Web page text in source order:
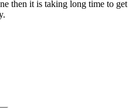
then it is taking long time to